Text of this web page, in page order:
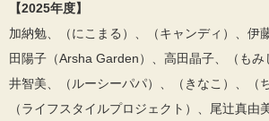
【2025年度】
加納勉、（にこまる）、（キャンディ）、伊
田陽子（Arsha Garden）、高田晶子、（も
井智美、（ルーシーパパ）、（きなこ）、（
（ライフスタイルプロジェクト）、尾辻真由